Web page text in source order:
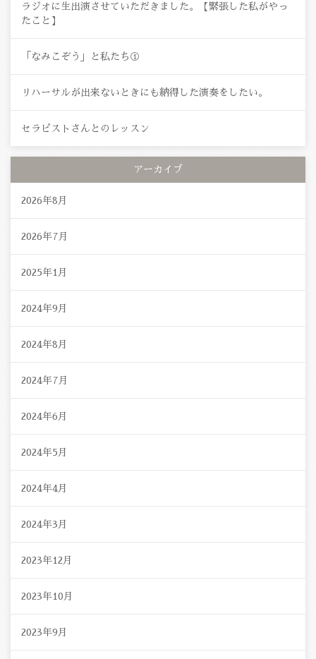
ラジオに生出演させていただきました。【緊張した私がやっ
たこと】
「なみこぞう」と私たち①
リハーサルが出来ないときにも納得した演奏をしたい。
セラピストさんとのレッスン
アーカイブ
2026年8月
2026年7月
2025年1月
2024年9月
2024年8月
2024年7月
2024年6月
2024年5月
2024年4月
2024年3月
2023年12月
2023年10月
2023年9月